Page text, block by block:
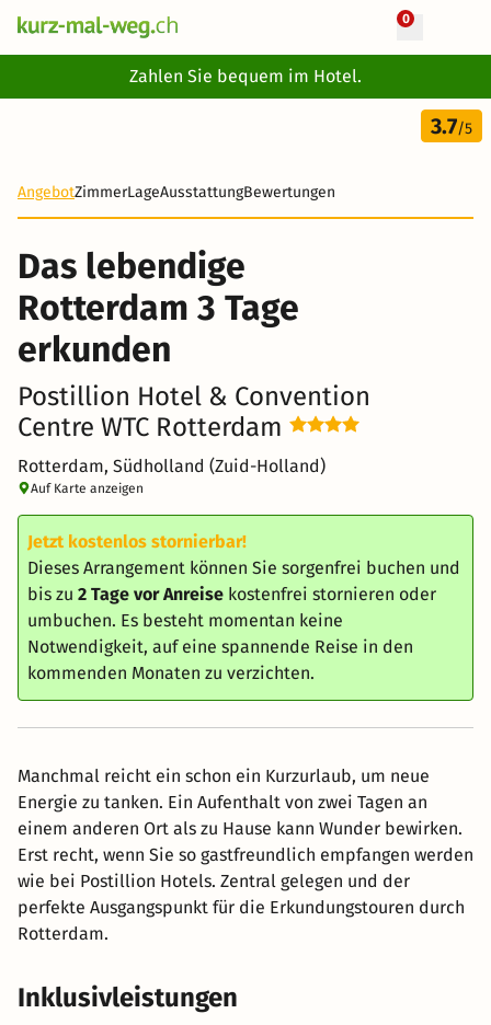
0
Zahlen Sie bequem im Hotel.
3 Tage
117 CHF
3.7/5
AngebotZimmerLageAusstattungBewertungen
Das lebendige
Rotterdam 3 Tage
erkunden
Postillion Hotel & Convention
Centre WTC Rotterdam
Rotterdam, Südholland (Zuid-Holland)
Auf Karte anzeigen
Jetzt kostenlos stornierbar!
Dieses Arrangement können Sie sorgenfrei buchen und
bis zu 2 Tage vor Anreise kostenfrei stornieren oder
umbuchen. Es besteht momentan keine
Notwendigkeit, auf eine spannende Reise in den
kommenden Monaten zu verzichten.
Manchmal reicht ein schon ein Kurzurlaub, um neue
Energie zu tanken. Ein Aufenthalt von zwei Tagen an
einem anderen Ort als zu Hause kann Wunder bewirken.
Erst recht, wenn Sie so gastfreundlich empfangen werden
wie bei Postillion Hotels. Zentral gelegen und der
perfekte Ausgangspunkt für die Erkundungstouren durch
Rotterdam.
Inklusivleistungen